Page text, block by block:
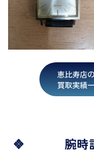
恵比寿店の
買取実績
腕時